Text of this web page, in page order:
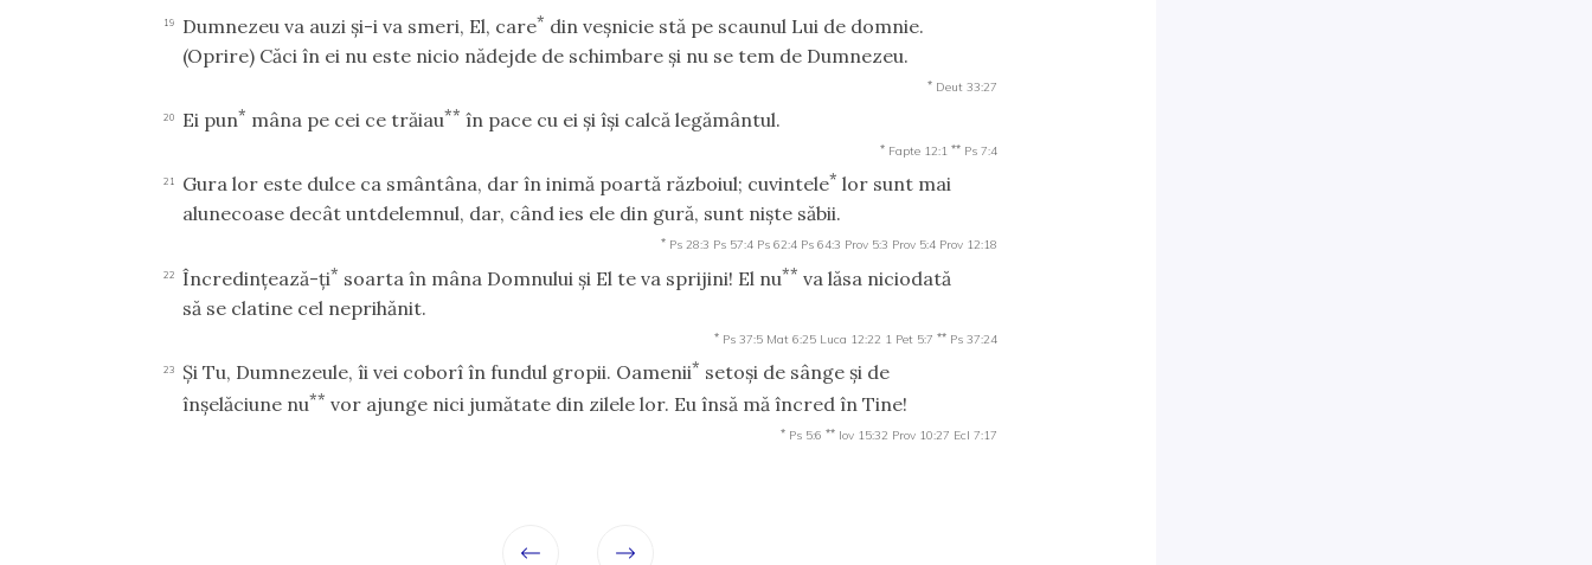
19 Dumnezeu va auzi şi-i va smeri, El, care* din veşnicie stă pe scaunul Lui de domnie.
(Oprire) Căci în ei nu este nicio nădejde de schimbare şi nu se tem de Dumnezeu.
* Deut 33:27
20 Ei pun* mâna pe cei ce trăiau** în pace cu ei şi îşi calcă legământul.
* Fapte 12:1 ** Ps 7:4
21 Gura lor este dulce ca smântâna, dar în inimă poartă războiul; cuvintele* lor sunt mai
alunecoase decât untdelemnul, dar, când ies ele din gură, sunt nişte săbii.
* Ps 28:3 Ps 57:4 Ps 62:4 Ps 64:3 Prov 5:3 Prov 5:4 Prov 12:18
22 Încredinţează-ţi* soarta în mâna Domnului şi El te va sprijini! El nu** va lăsa niciodată
să se clatine cel neprihănit.
* Ps 37:5 Mat 6:25 Luca 12:22 1 Pet 5:7 ** Ps 37:24
23 Şi Tu, Dumnezeule, îi vei coborî în fundul gropii. Oamenii* setoşi de sânge şi de
înşelăciune nu** vor ajunge nici jumătate din zilele lor. Eu însă mă încred în Tine!
* Ps 5:6 ** Iov 15:32 Prov 10:27 Ecl 7:17